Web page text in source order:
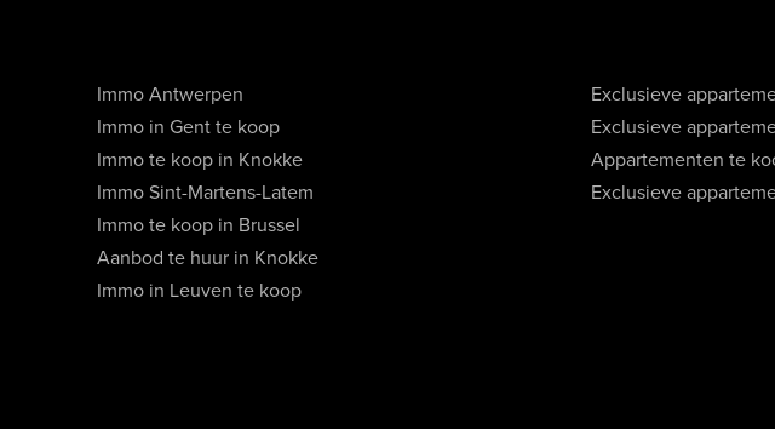
Immo Antwerpen
Immo in Gent te koop
Immo te koop in Knokke
Immo Sint-Martens-Latem
Immo te koop in Brussel
Aanbod te huur in Knokke
Immo in Leuven te koop
Exclusieve
Exclusieve
Appartementen te
Exclusieve